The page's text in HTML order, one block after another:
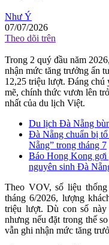
Như Ý
07/07/2026
Theo dõi trên
Trong 2 quý đầu năm
nhận mức tăng trưởng ấn
12,25 triệu lượt. Đáng chú
mẽ, chính thức vươn lên
nhất của du lịch Việt.
Du lịch Đà Nẵng
Đà Nẵng chuẩn bị
Nẵng” trong tháng 7
Báo Hong Kong gợi
nguyên sinh Đà
Theo VOV, số liệu
tháng 6/2026, lượng
triệu lượt. Dù con số
nhưng nếu đặt trong thế
vẫn ghi nhận mức tăng